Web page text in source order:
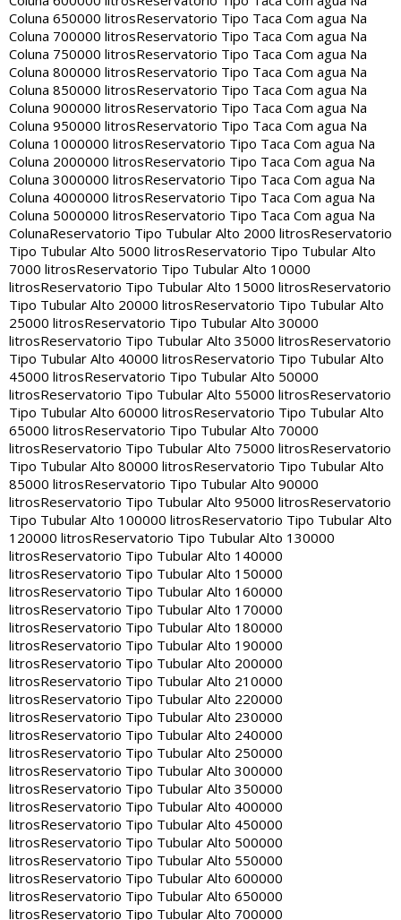
Coluna 650000 litrosReservatorio Tipo Taca Com agua Na
Coluna 700000 litrosReservatorio Tipo Taca Com agua Na
Coluna 750000 litrosReservatorio Tipo Taca Com agua Na
Coluna 800000 litrosReservatorio Tipo Taca Com agua Na
Coluna 850000 litrosReservatorio Tipo Taca Com agua Na
Coluna 900000 litrosReservatorio Tipo Taca Com agua Na
Coluna 950000 litrosReservatorio Tipo Taca Com agua Na
Coluna 1000000 litrosReservatorio Tipo Taca Com agua Na
Coluna 2000000 litrosReservatorio Tipo Taca Com agua Na
Coluna 3000000 litrosReservatorio Tipo Taca Com agua Na
Coluna 4000000 litrosReservatorio Tipo Taca Com agua Na
Coluna 5000000 litrosReservatorio Tipo Taca Com agua Na
ColunaReservatorio Tipo Tubular Alto 2000 litrosReservatorio
Tipo Tubular Alto 5000 litrosReservatorio Tipo Tubular Alto
7000 litrosReservatorio Tipo Tubular Alto 10000
litrosReservatorio Tipo Tubular Alto 15000 litrosReservatorio
Tipo Tubular Alto 20000 litrosReservatorio Tipo Tubular Alto
25000 litrosReservatorio Tipo Tubular Alto 30000
litrosReservatorio Tipo Tubular Alto 35000 litrosReservatorio
Tipo Tubular Alto 40000 litrosReservatorio Tipo Tubular Alto
45000 litrosReservatorio Tipo Tubular Alto 50000
litrosReservatorio Tipo Tubular Alto 55000 litrosReservatorio
Tipo Tubular Alto 60000 litrosReservatorio Tipo Tubular Alto
65000 litrosReservatorio Tipo Tubular Alto 70000
litrosReservatorio Tipo Tubular Alto 75000 litrosReservatorio
Tipo Tubular Alto 80000 litrosReservatorio Tipo Tubular Alto
85000 litrosReservatorio Tipo Tubular Alto 90000
litrosReservatorio Tipo Tubular Alto 95000 litrosReservatorio
Tipo Tubular Alto 100000 litrosReservatorio Tipo Tubular Alto
120000 litrosReservatorio Tipo Tubular Alto 130000
litrosReservatorio Tipo Tubular Alto 140000
litrosReservatorio Tipo Tubular Alto 150000
litrosReservatorio Tipo Tubular Alto 160000
litrosReservatorio Tipo Tubular Alto 170000
litrosReservatorio Tipo Tubular Alto 180000
litrosReservatorio Tipo Tubular Alto 190000
litrosReservatorio Tipo Tubular Alto 200000
litrosReservatorio Tipo Tubular Alto 210000
litrosReservatorio Tipo Tubular Alto 220000
litrosReservatorio Tipo Tubular Alto 230000
litrosReservatorio Tipo Tubular Alto 240000
litrosReservatorio Tipo Tubular Alto 250000
litrosReservatorio Tipo Tubular Alto 300000
litrosReservatorio Tipo Tubular Alto 350000
litrosReservatorio Tipo Tubular Alto 400000
litrosReservatorio Tipo Tubular Alto 450000
litrosReservatorio Tipo Tubular Alto 500000
litrosReservatorio Tipo Tubular Alto 550000
litrosReservatorio Tipo Tubular Alto 600000
litrosReservatorio Tipo Tubular Alto 650000
litrosReservatorio Tipo Tubular Alto 700000